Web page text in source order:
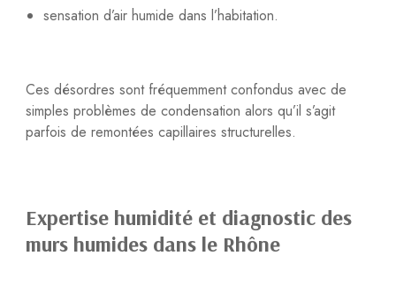
sensation d’air humide dans l’habitation.
Ces désordres sont fréquemment confondus avec de
simples problèmes de condensation alors qu’il s’agit
parfois de remontées capillaires structurelles.
Expertise humidité et diagnostic des
murs humides dans le Rhône